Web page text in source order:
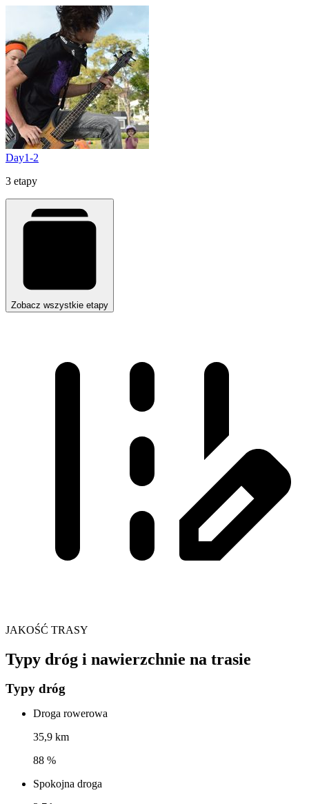
Day1-2
3 etapy
Zobacz wszystkie etapy
JAKOŚĆ TRASY
Typy dróg i nawierzchnie na trasie
Typy dróg
Droga rowerowa
35,9 km
88 %
Spokojna droga